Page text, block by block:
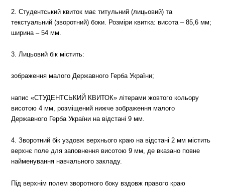
2. Студентський квиток має титульний (лицьовий) та
текстуальний (зворотний) боки. Розміри квитка: висота – 85,6 мм;
ширина – 54 мм.
3. Лицьовий бік містить:
зображення малого Державного Герба України;
напис «СТУДЕНТСЬКИЙ КВИТОК» літерами жовтого кольору
висотою 4 мм, розміщений нижче зображення малого
Державного Герба України на відстані 9 мм.
4. Зворотний бік уздовж верхнього краю на відстані 2 мм містить
верхнє поле для заповнення висотою 9 мм, де вказано повне
найменування навчального закладу.
Під верхнім полем зворотного боку вздовж правого краю